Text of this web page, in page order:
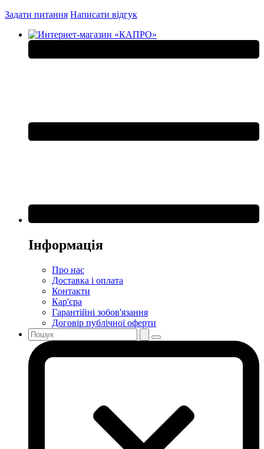
Задати питання Написати відгук
Інформація
Про нас
Доставка і оплата
Контакти
Кар'єра
Гарантійні зобов'язання
Договір публічної оферти